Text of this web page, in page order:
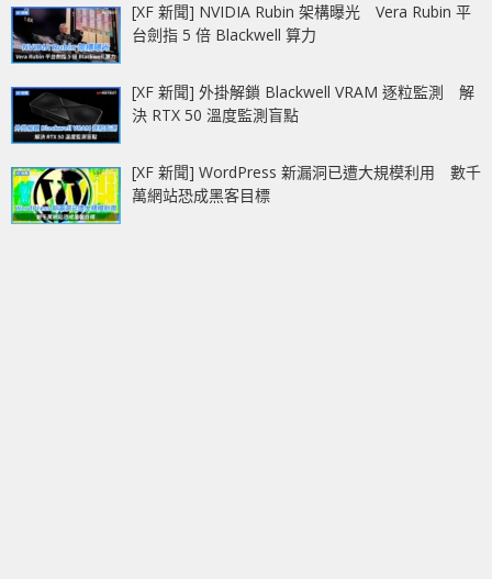
[XF 新聞] NVIDIA Rubin 架構曝光 Vera Rubin 平
台劍指 5 倍 Blackwell 算力
[XF 新聞] 外掛解鎖 Blackwell VRAM 逐粒監測 解
決 RTX 50 溫度監測盲點
[XF 新聞] WordPress 新漏洞已遭大規模利用 數千
萬網站恐成黑客目標